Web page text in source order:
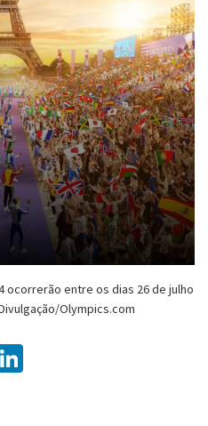
ocorrerão entre os dias 26 de julho
Olympics.com